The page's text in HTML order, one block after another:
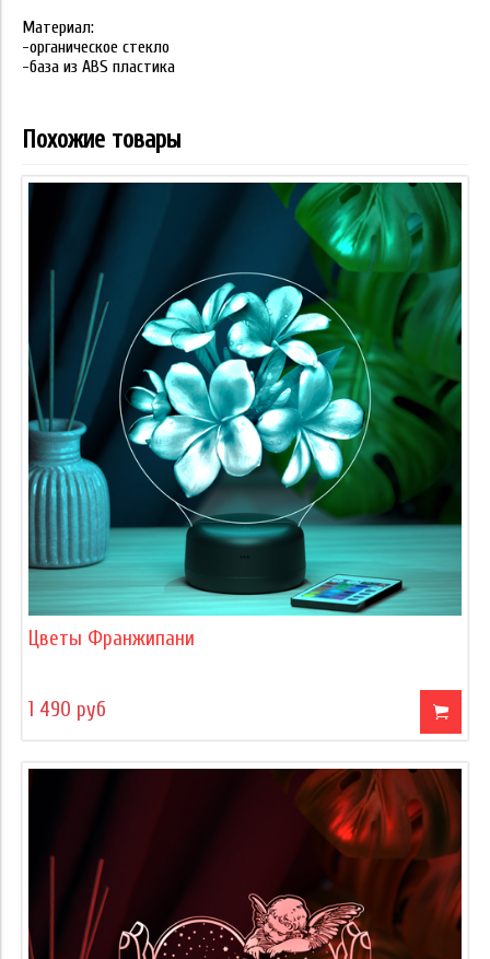
Материал:
-органическое стекло
-база из ABS пластика
Похожие товары
Цветы Франжипани
1 490 руб